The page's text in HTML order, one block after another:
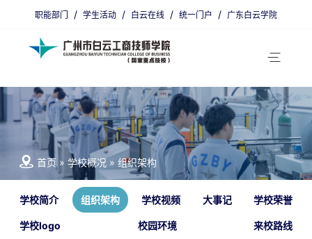
职能部门 / 学生活动 / 白云在线 / 统一门户 / 广东白云学院
首页 » 学校概况 » 组织架构
学校简介 组织架构 学校视频 大事记 学校荣誉
学校logo 校园环境 来校路线